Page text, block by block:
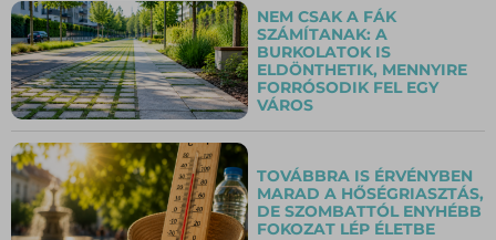
NEM CSAK A FÁK
SZÁMÍTANAK: A
BURKOLATOK IS
ELDÖNTHETIK, MENNYIRE
FORRÓSODIK FEL EGY
VÁROS
TOVÁBBRA IS ÉRVÉNYBEN
MARAD A HŐSÉGRIASZTÁS,
DE SZOMBATTÓL ENYHÉBB
FOKOZAT LÉP ÉLETBE